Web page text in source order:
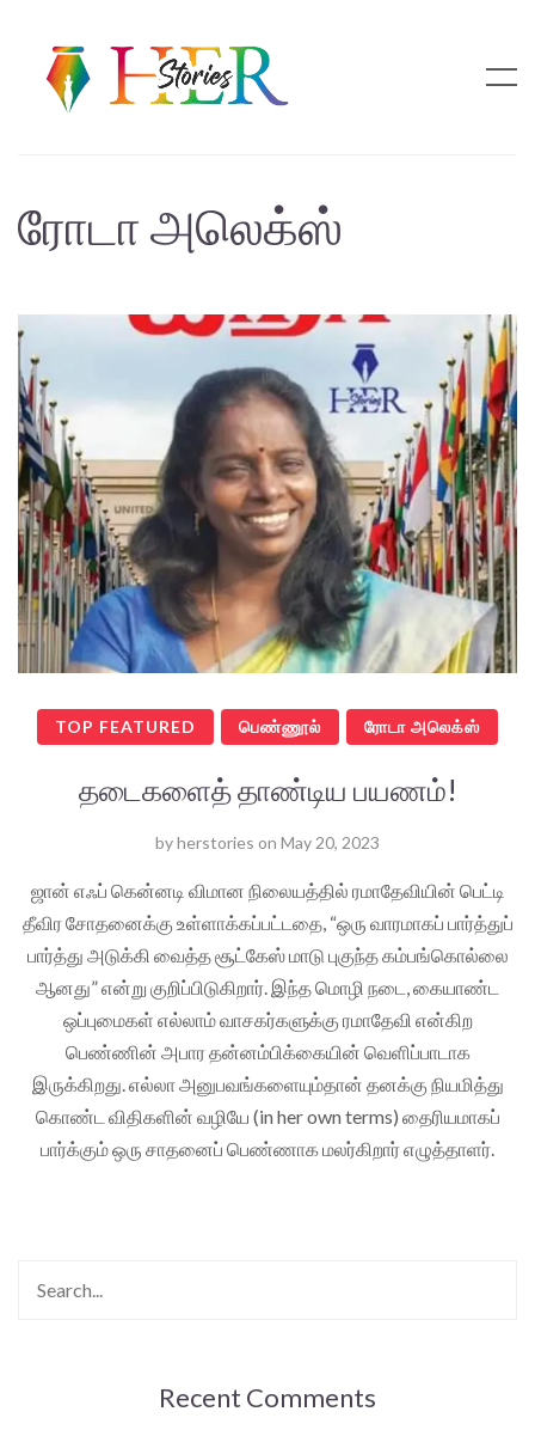
ரோடா அலெக்ஸ்
TOP FEATURED பெண்ணூல் ரோடா அலெக்ஸ்
தடைகளைத் தாண்டிய பயணம்!
byherstories on May 20, 2023
ஜான் எஃப் கென்னடி விமான நிலையத்தில் ரமாதேவியின் பெட்டி
தீவிர சோதனைக்கு உள்ளாக்கப்பட்டதை, “ஒரு வாரமாகப் பார்த்துப்
பார்த்து அடுக்கி வைத்த சூட்கேஸ் மாடு புகுந்த கம்பங்கொல்லை
ஆனது” என்று குறிப்பிடுகிறார். இந்த மொழி நடை, கையாண்ட
ஒப்புமைகள் எல்லாம் வாசகர்களுக்கு ரமாதேவி என்கிற
பெண்ணின் அபார தன்னம்பிக்கையின் வெளிப்பாடாக
இருக்கிறது. எல்லா அனுபவங்களையும்தான் தனக்கு நியமித்து
கொண்ட விதிகளின் வழியே (in her own terms) தைரியமாகப்
பார்க்கும் ஒரு சாதனைப் பெண்ணாக மலர்கிறார் எழுத்தாளர்.
Recent Comments